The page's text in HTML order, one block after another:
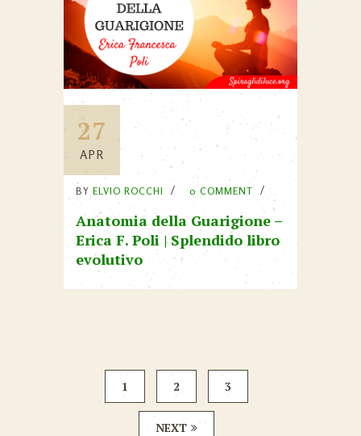
27
APR
BY ELVIO ROCCHI 0 COMMENT
Anatomia della Guarigione –
Erica F. Poli | Splendido libro
evolutivo
1 2 3
NEXT